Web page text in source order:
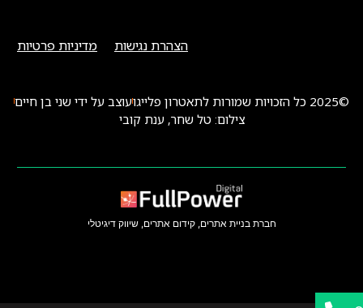
מדיניות פרטיות הצהרת נגישות
©2025 כל הזכויות שמורות לתאטרון פלייגו
עוצב על ידי שני בן חיים
צילום: טל שחר, ענת קובי
חברת בניית אתרים, קידום אתרים, שיווק דיגיטלי